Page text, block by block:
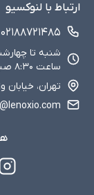
ارتباط با لنوکسیو
۰۲۱۸۸۷۲۱۴۸۵
ساعت ۸:۳۰ صبح تا ۱۲ ظهر
تهران، خیابان